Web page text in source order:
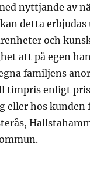
nyttjande av
detta erbjudas
och
att på egen
familjens
timpris enligt
eller hos